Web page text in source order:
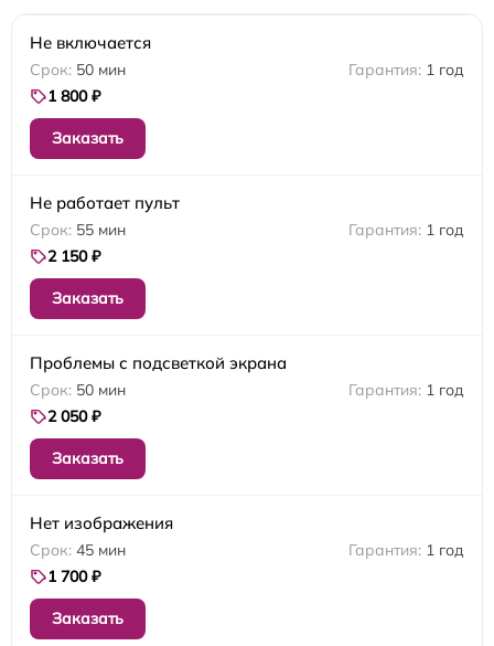
Не включается
50 мин
1 год
1 800 ₽
Заказать
Не работает пульт
55 мин
1 год
2 150 ₽
Заказать
Проблемы с подсветкой экрана
50 мин
1 год
2 050 ₽
Заказать
Нет изображения
45 мин
1 год
1 700 ₽
Заказать